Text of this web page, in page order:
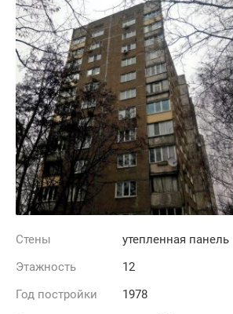
Стены
утепленная панель
Этажность
12
Год постройки
1978